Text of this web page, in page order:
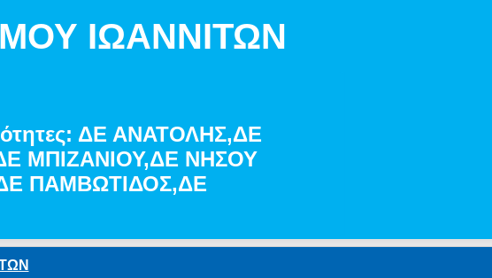
ΙΩΑΝΝΙΤΩΝ
ΔΕ ΑΝΑΤΟΛΗΣ,ΔΕ
ΜΠΙΖΑΝΙΟΥ,ΔΕ ΝΗΣΟΥ
ΠΑΜΒΩΤΙΔΟΣ,ΔΕ